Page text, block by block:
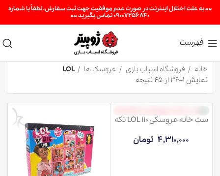
«« به علت اختلال اینترنت در صورت عدم موفقیت جهت ثبت سفارش، لطفاً با شماره
09007256840 تماس بگیرید »»
فهرست
خانه فروشگاه اسباب بازی عروسک ها
LOL
نمایش 1–36 از 45 نتیجه
ست خانه عروسکی LOL 110 تکه
4,310,000 تومان